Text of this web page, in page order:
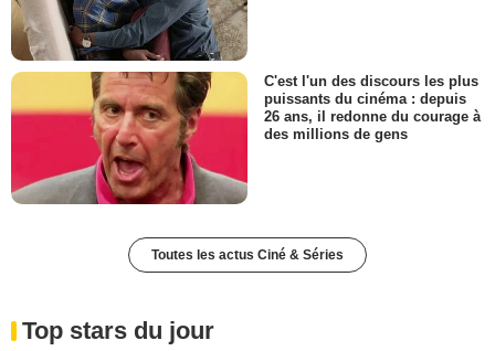
C'est l'un des discours les plus
puissants du cinéma : depuis
26 ans, il redonne du courage à
des millions de gens
Toutes les actus Ciné & Séries
Top stars du jour